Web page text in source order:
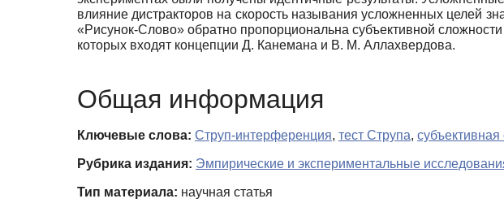
влияние дистракторов на скорость называния усложненных целей
«Рисунок-Слово» обратно пропорциональна субъективной
которых входят концепции Д. Канемана и В. М. Аллахвердова.
Общая информация
Ключевые слова: Струп-интерференция, тест Струпа,
Рубрика издания: Эмпирические и экспериментальные
Тип материала: научная статья